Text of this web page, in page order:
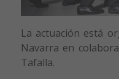
La actuación está
Navarra en
Tafalla.